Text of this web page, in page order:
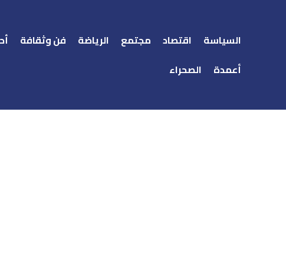
السياسة اقتصاد مجتمع الرياضة فن وثقافة
أعمدة
الصحراء